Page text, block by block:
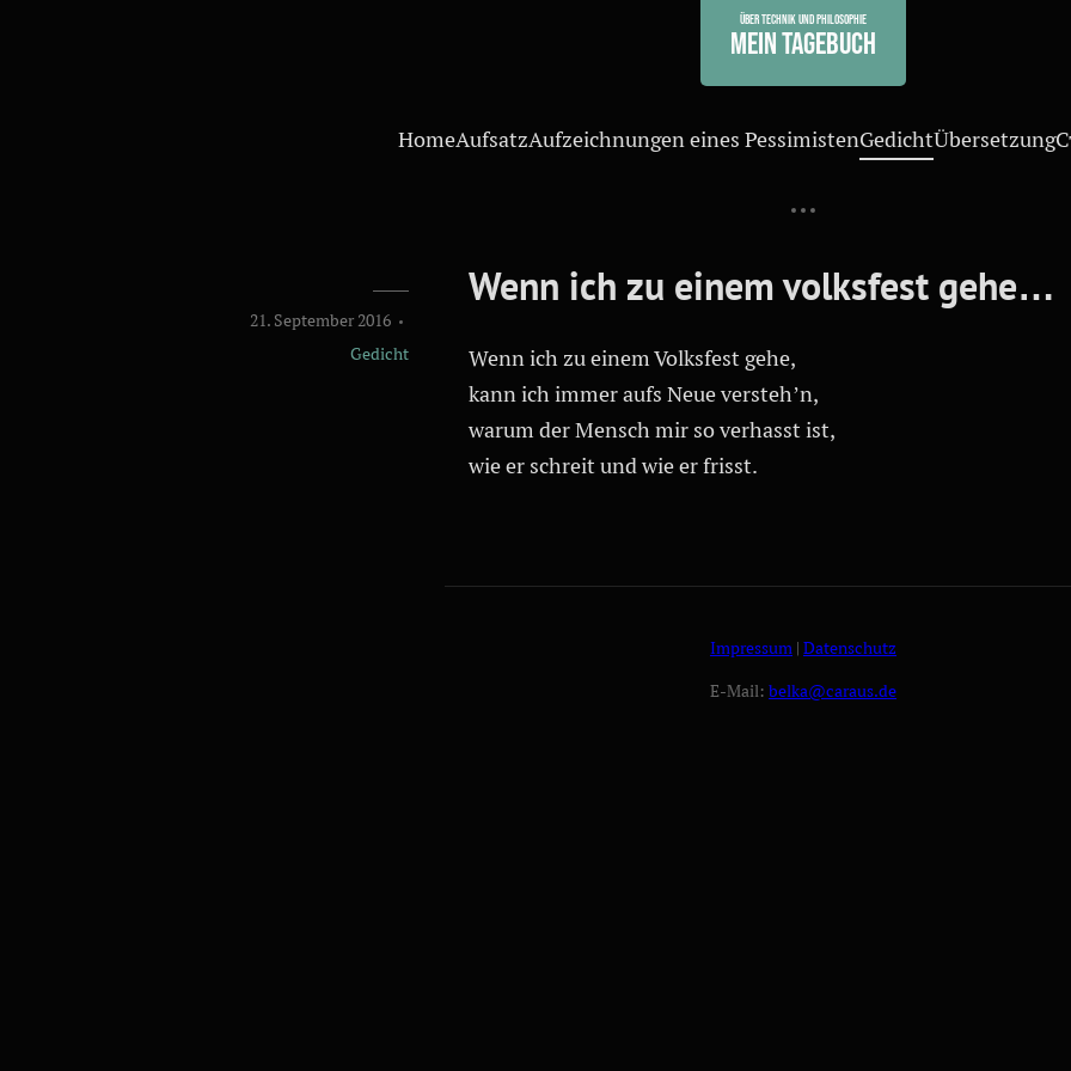
Über Technik und Philosophie
Mein Tagebuch
HomeAufsatzAufzeichnungen eines PessimistenGedichtÜbersetzung
Wenn ich zu einem volksfest gehe…
21. September 2016
Gedicht
Wenn ich zu einem Volksfest gehe,
kann ich immer aufs Neue versteh’n,
warum der Mensch mir so verhasst ist,
wie er schreit und wie er frisst.
Impressum | Datenschutz
E-Mail: belka@caraus.de